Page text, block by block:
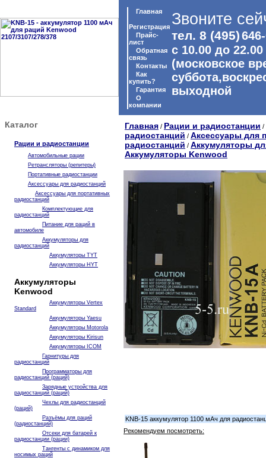
Главная
Регистрация
Прайс-
лист
Обратная
связь
Контакты
Как
купить?
Гарантия
O
компании
Звоните
тел. 8 (495)
с 10.00 до 22.00
(московское
выходной
Каталог
Рации и радиостанции
Автомобильные рации
Ретрансляторы (репитеры)
Портативные радиостанции
Аксессуары для радиостанций
Аксессуары для портативных
радиостанций
Комплектующие для
радиостанций
Питание для раций в
автомобиле
Аккумуляторы для
радиостанций
Аккумуляторы TYT
Аккумуляторы HYT
Аккумуляторы
Kenwood
Аккумуляторы Vertex
Standard
Аккумуляторы Yaesu
Аккумуляторы Motorola
Аккумуляторы Kirisun
Аккумуляторы ICOM
Гарнитуры для
радиостанций
Программаторы для
радиостанций (раций)
Зарядные устройства для
радиостанций (раций)
Чехлы для радиостанций
(раций)
Разъёмы для раций
(радиостанций)
Отсеки для батарей к
радиостанции (рации)
Тангенты с динамиком для
носимых раций
Главная / Рации и радиостанции /
радиостанций / Аксессуары для
радиостанций / Аккумуляторы
Аккумуляторы Kenwood
KNB-15 аккумулятор 1100 мАч для
Рекомендуем посмотреть: